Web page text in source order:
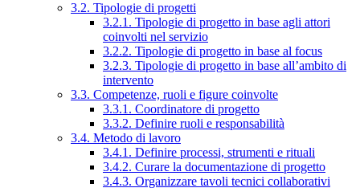
3.2. Tipologie di progetti
3.2.1. Tipologie di progetto in base agli attori
coinvolti nel servizio
3.2.2. Tipologie di progetto in base al focus
3.2.3. Tipologie di progetto in base all’ambito di
intervento
3.3. Competenze, ruoli e figure coinvolte
3.3.1. Coordinatore di progetto
3.3.2. Definire ruoli e responsabilità
3.4. Metodo di lavoro
3.4.1. Definire processi, strumenti e rituali
3.4.2. Curare la documentazione di progetto
3.4.3. Organizzare tavoli tecnici collaborativi